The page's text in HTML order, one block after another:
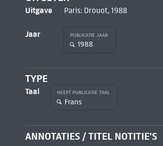
Uitgave Paris: Drouot, 1988
Jaar PUBLICATIE JAAR
1988
TYPE
Taal HEEFT PUBLICATIE TAAL
Frans
ANNOTATIES / TITEL NOTITIE'S